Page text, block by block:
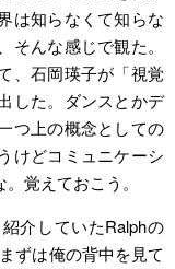
は知らなくて知らな
んな感じで観た。
、石岡瑛子が「視覚
した。ダンスとかデ
つ上の概念としての
けどコミュニケーシ
覚えておこう。
介していたRalphの
ずは俺の背中を見て